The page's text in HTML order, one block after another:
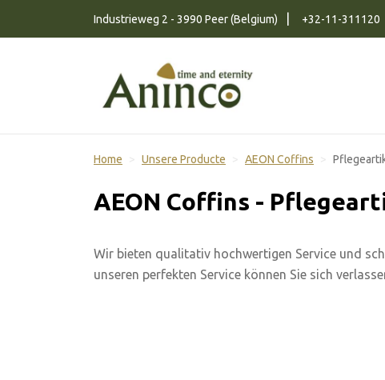
Industrieweg 2 - 3990 Peer (Belgium) +32-11-311120
Home Unsere Producte AEON Coffins
AEON Coffins -
Wir bieten qualitativ hochwertigen Service und
unseren perfekten Service können Sie sich